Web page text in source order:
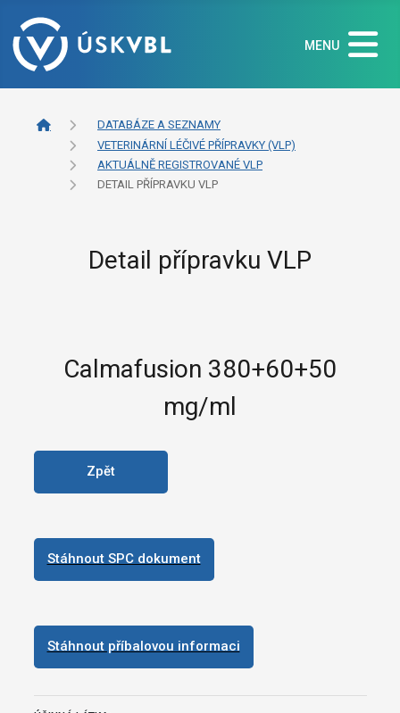
MENU
DATABÁZE A SEZNAMY
VETERINÁRNÍ LÉČIVÉ PŘÍPRAVKY (VLP)
AKTUÁLNĚ REGISTROVANÉ VLP
DETAIL PŘÍPRAVKU VLP
Detail přípravku VLP
Calmafusion 380+60+50
mg/ml
Zpět
Stáhnout SPC dokument
Stáhnout příbalovou informaci